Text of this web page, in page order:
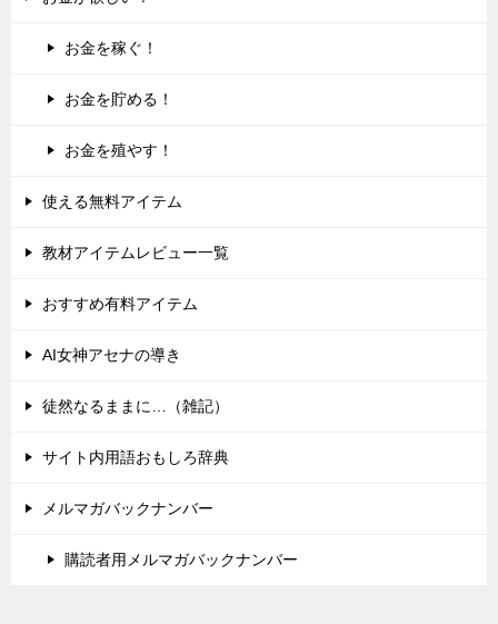
お金を稼ぐ！
お金を貯める！
お金を殖やす！
使える無料アイテム
教材アイテムレビュー一覧
おすすめ有料アイテム
AI女神アセナの導き
徒然なるままに…（雑記）
サイト内用語おもしろ辞典
メルマガバックナンバー
購読者用メルマガバックナンバー